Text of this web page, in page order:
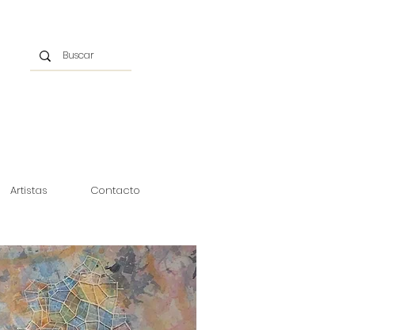
Artistas Contacto